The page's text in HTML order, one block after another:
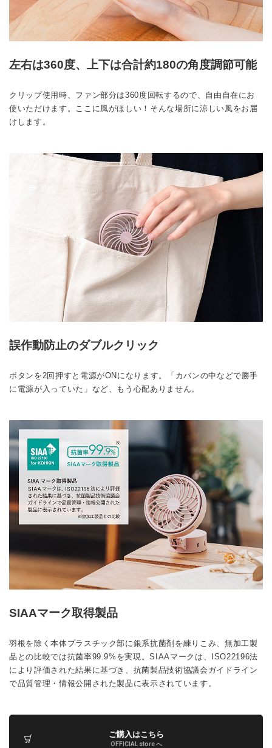
左右は360度、上下は合計約180の角度調節可能
クリップ使用時、ファン部分は360度回転するので、自由自在にお
使いただけます。ここに風がほしい！そんな場所に涼しい風をお届
けします。
誤作動防止のダブルクリック
ボタンを2回押すと電源がONになります。「カバンの中などで勝手
に電源が入っていた」など、もう心配ありません。
SIAAマーク取得製品
羽根を除く本体プラスチック部に銀系抗菌剤を練りこみ、無加工製
品との比較では抗菌率99.9%を実現。SIAAマークは、ISO22196法
により評価された結果に基づき、抗菌製品技術協議会ガイドライン
で品質管理・情報公開された製品に表示されています。
ご購入はこちら
OFFICIAL store へ